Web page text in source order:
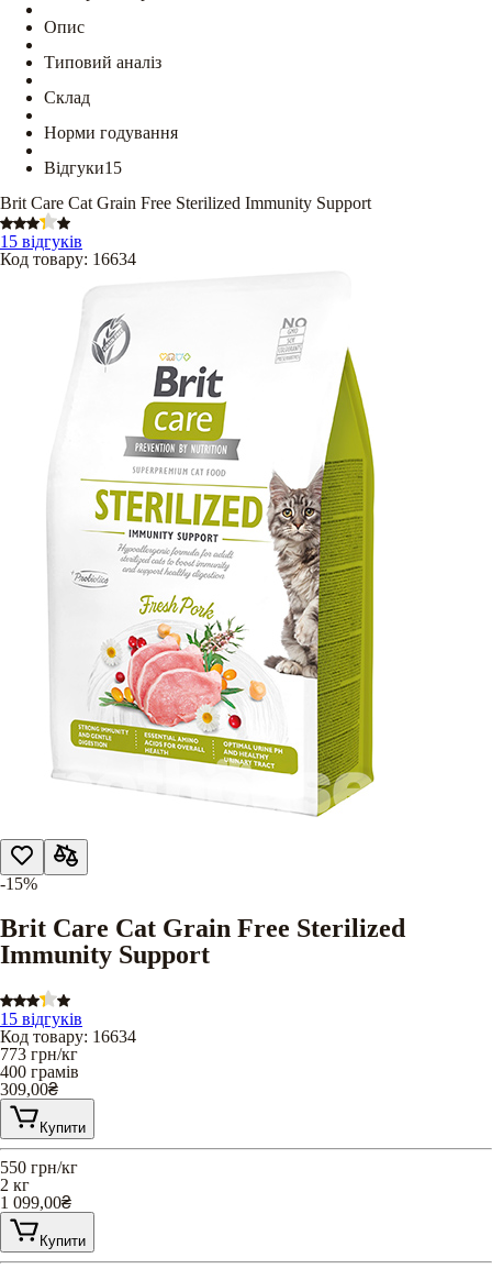
Опис
Типовий аналіз
Склад
Норми годування
Відгуки15
Brit Care Cat Grain Free Sterilized Immunity Support
15 відгуків
Код товару: 16634
-15%
Brit Care Cat Grain Free Sterilized
Immunity Support
15 відгуків
Код товару: 16634
773 грн/кг
400 грамів
309,00₴
Купити
550 грн/кг
2 кг
1 099,00₴
Купити